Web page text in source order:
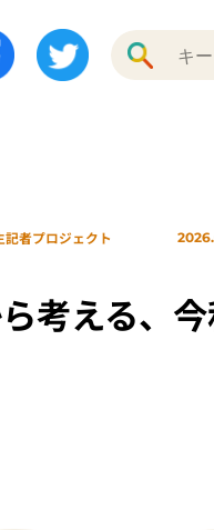
記者プロジェクト
考える、